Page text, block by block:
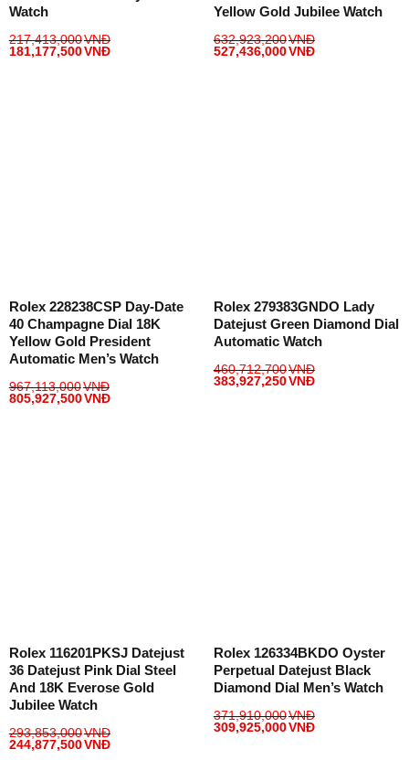
Watch
217,413,000VNĐ
181,177,500VNĐ
Yellow Gold Jubilee Watch
632,923,200VNĐ
527,436,000VNĐ
Rolex 228238CSP Day-Date
40 Champagne Dial 18K
Yellow Gold President
Automatic Men’s Watch
967,113,000VNĐ
805,927,500VNĐ
Rolex 279383GNDO Lady
Datejust Green Diamond Dial
Automatic Watch
460,712,700VNĐ
383,927,250VNĐ
Rolex 116201PKSJ Datejust
36 Datejust Pink Dial Steel
And 18K Everose Gold
Jubilee Watch
293,853,000VNĐ
244,877,500VNĐ
Rolex 126334BKDO Oyster
Perpetual Datejust Black
Diamond Dial Men’s Watch
371,910,000VNĐ
309,925,000VNĐ